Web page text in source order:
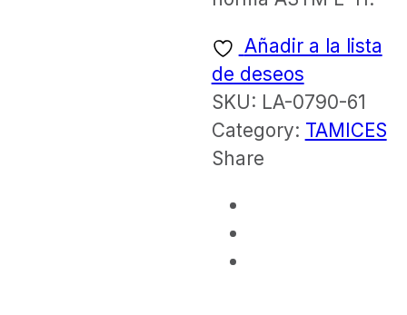
Añadir a la lista
de deseos
SKU: LA-0790-61
Category: TAMICES
Share